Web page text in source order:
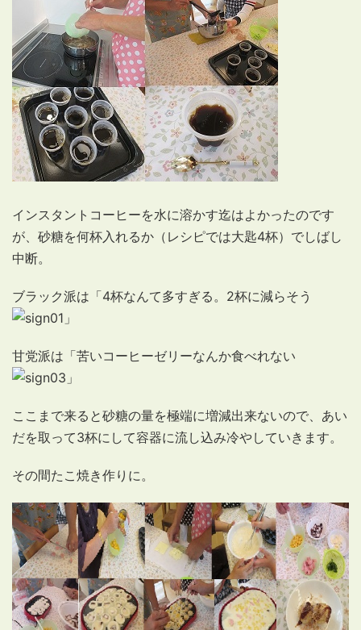
インスタントコーヒーを水に溶かす迄はよかったのです
が、砂糖を何杯入れるか（レシピでは大匙4杯）でしばし
中断。
ブラック派は「4杯なんて多すぎる。2杯に減らそう
」
甘党派は「苦いコーヒーゼリーなんか食べれない
」
ここまで来ると砂糖の量を極端に増減出来ないので、あい
だを取って3杯にして容器に流し込み冷やしていきます。
その間たこ焼き作りに。